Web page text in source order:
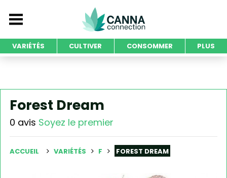
VARIÉTÉS CULTIVER CONSOMMER PLUS
Forest Dream
0 avis Soyez le premier
ACCUEIL VARIÉTÉS F FOREST DREAM